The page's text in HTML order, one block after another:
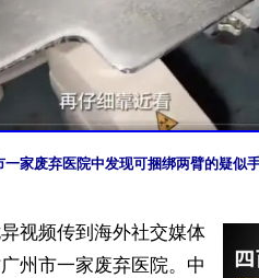
家废弃医院中发现可捆绑两臂的疑似
视频传到海外社交媒体
州市一家废弃医院。中